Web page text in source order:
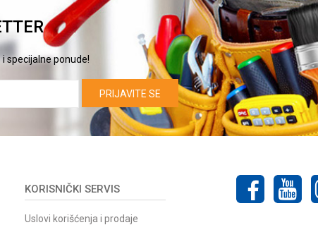
specijalne ponude!
PRIJAVITE SE
KORISNIČKI SERVIS
Uslovi korišćenja i prodaje